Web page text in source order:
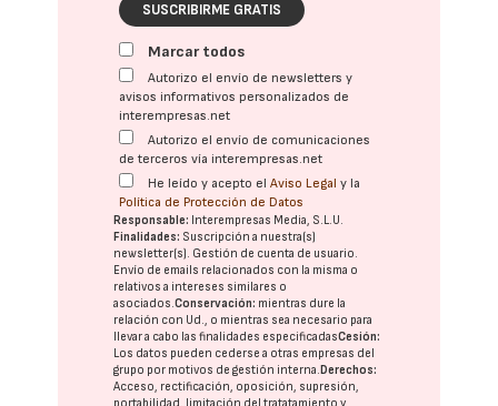
SUSCRIBIRME GRATIS
Marcar todos
Autorizo el envío de newsletters y
avisos informativos personalizados de
interempresas.net
Autorizo el envío de comunicaciones
de terceros vía interempresas.net
He leído y acepto elAviso Legal y la
Política de Protección de Datos
Responsable: Interempresas Media, S.L.U.
Finalidades: Suscripción a nuestra(s)
newsletter(s). Gestión de cuenta de usuario.
Envío de emails relacionados con la misma o
relativos a intereses similares o
asociados.Conservación: mientras dure la
relación con Ud., o mientras sea necesario para
llevar a cabo las finalidades especificadasCesión:
Los datos pueden cederse a otras empresas del
grupo por motivos de gestión interna. Derechos:
Acceso, rectificación, oposición, supresión,